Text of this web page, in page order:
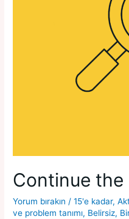
Continue the
Yorum bırakın /15'e kadar,
ve problem tanımı, Belirsiz,